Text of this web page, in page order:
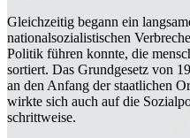
Gleichzeitig begann ein
nationalsozialistischen
Politik führen konnte, die
sortiert. Das Grundgesetz von
an den Anfang der staatlichen
wirkte sich auch auf die
schrittweise.